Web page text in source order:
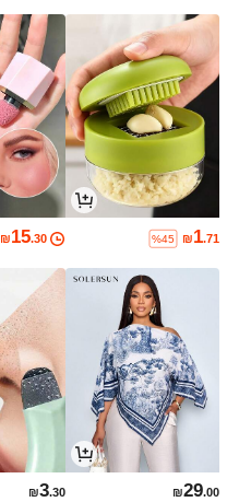
₪1.71
%45
₪15.30
₪29.00
₪3.30